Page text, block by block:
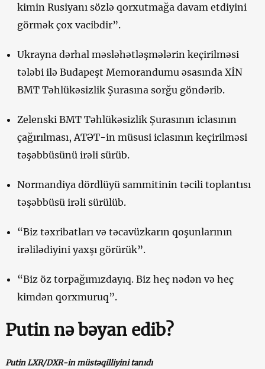
kimin Rusiyanı sözlə qorxutmağa davam etdiyini
görmək çox vacibdir”.
Ukrayna dərhal məsləhətləşmələrin keçirilməsi
tələbi ilə Budapeşt Memorandumu əsasında XİN
BMT Təhlükəsizlik Şurasına sorğu göndərib.
Zelenski BMT Təhlükəsizlik Şurasının iclasının
çağırılması, ATƏT-in müsusi iclasının keçirilməsi
təşəbbüsünü irəli sürüb.
Normandiya dördlüyü sammitinin təcili toplantısı
təşəbbüsü irəli sürülüb.
“Biz təxribatları və təcavüzkarın qoşunlarının
irəlilədiyini yaxşı görürük”.
“Biz öz torpağımızdayıq. Biz heç nədən və heç
kimdən qorxmuruq”.
Putin nə bəyan edib?
Putin LXR/DXR-in müstəqilliyini tanıdı